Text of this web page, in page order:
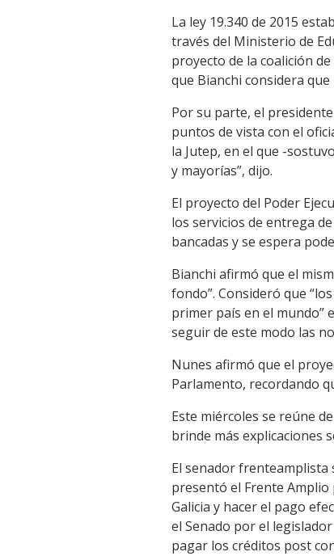
La ley 19.340 de 2015
través del Ministerio de
proyecto de la coalición
que Bianchi considera
Por su parte, el
puntos de vista con el
la Jutep, en el que -
y mayorías”, dijo.
El proyecto del Poder
los servicios de entrega
bancadas y se espera
Bianchi afirmó que el
fondo”. Consideró que
primer país en el mundo”
seguir de este modo las
Nunes afirmó que el
Parlamento, recordando
Este miércoles se reúne
brinde más explicaciones
El senador
presentó el Frente Amplio
Galicia y hacer el pago
el Senado por el
pagar los créditos post